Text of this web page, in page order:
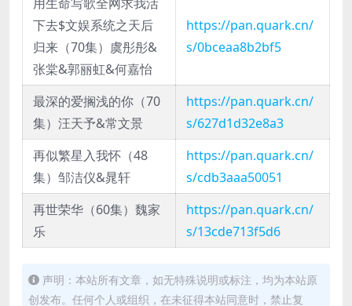
下去$文娱系统之天后
归来（70集）虞彤彤&
张棠&郭丽虹&何嘉怡
https://pan.quark.cn/
s/0bceaa8b2bf5
最深的爱搁浅的你（70
集）汪天予&常文景
https://pan.quark.cn/
s/627d1d32e8a3
再似繁星入我怀（48
集）邹洁仪&晁轩
https://pan.quark.cn/
s/cdb3aaa50051
再世荣华（60集）魏家
乐
https://pan.quark.cn/
s/13cde713f5d6
声明：本站所有文章，如无特殊说明或标注，均为本站原
创发布。任何个人或组织，在未征得本站同意时，禁止复